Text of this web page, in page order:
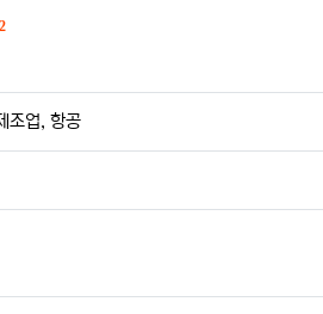
회 다운로드
조업, 항공